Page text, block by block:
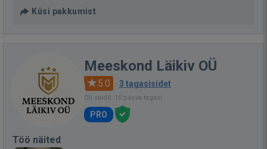
Küsi pakkumist
Meeskond Läikiv OÜ
5.0 · 3 tagasisidet
Oli saidil: 10 päeva tagasi
PRO
Töö näited